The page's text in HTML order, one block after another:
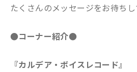
たくさんのメッセージをお待ちし
●コーナー紹介●
『カルデア・ボイスレコード』